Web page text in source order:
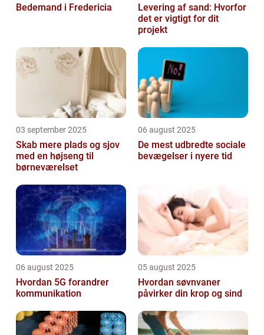
Bedemand i Fredericia
Levering af sand: Hvorfor
det er vigtigt for dit
projekt
03 september 2025
Skab mere plads og sjov
med en højseng til
børneværelset
06 august 2025
De mest udbredte sociale
bevægelser i nyere tid
06 august 2025
Hvordan 5G forandrer
kommunikation
05 august 2025
Hvordan søvnvaner
påvirker din krop og sind